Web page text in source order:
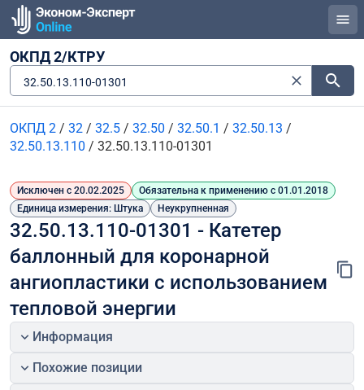
ОКПД 2/КТРУ
32.50.13.110-01301
ОКПД 2 / 32 / 32.5 / 32.50 / 32.50.1 / 32.50.13 /
32.50.13.110 / 32.50.13.110-01301
Исключен с 20.02.2025
Обязательна к применению с 01.01.2018
Единица измерения: Штука
Неукрупненная
32.50.13.110-01301 - Катетер
баллонный для коронарной
ангиопластики с использованием
тепловой энергии
Информация
Похожие позиции